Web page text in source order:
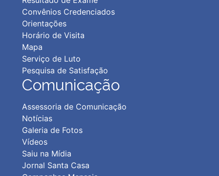
Convênios Credenciados
Orientações
Horário de Visita
Mapa
Serviço de Luto
Pesquisa de Satisfação
Comunicação
Assessoria de Comunicação
Notícias
Galeria de Fotos
Vídeos
Saiu na Mídia
Jornal Santa Casa